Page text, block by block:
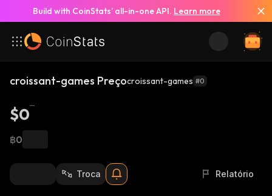
Build with CoinStats’ all-in-one API. Learn more
croissant-games Preçocroissant-games #0
$0
฿0
Troca Relatório